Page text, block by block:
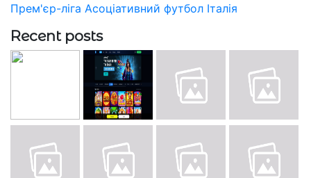
Прем'єр-ліга Асоціативний футбол Італія
Recent posts